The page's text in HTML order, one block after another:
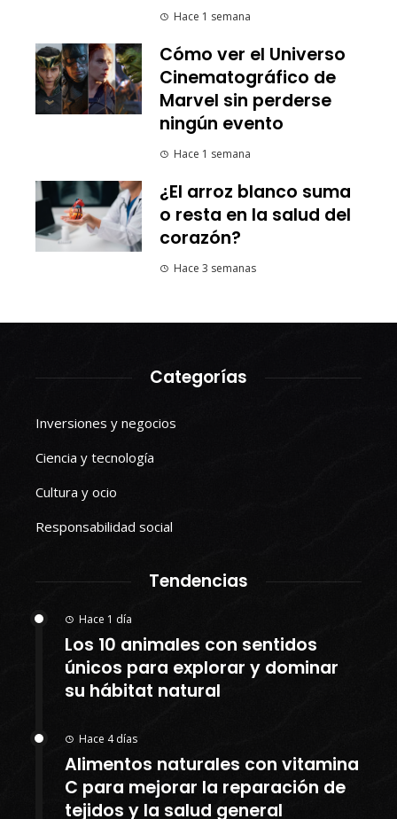
Hace 1 semana
Cómo ver el Universo
Cinematográfico de
Marvel sin perderse
ningún evento
Hace 1 semana
¿El arroz blanco suma
o resta en la salud del
corazón?
Hace 3 semanas
Categorías
Inversiones y negocios
Ciencia y tecnología
Cultura y ocio
Responsabilidad social
Tendencias
Hace 1 día
Los 10 animales con sentidos
únicos para explorar y dominar
su hábitat natural
Hace 4 días
Alimentos naturales con vitamina
C para mejorar la reparación de
tejidos y la salud general